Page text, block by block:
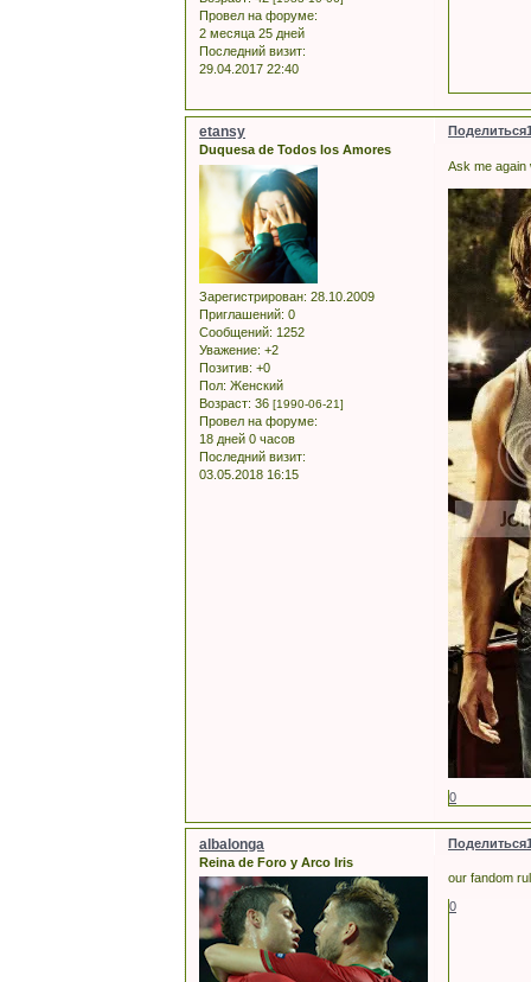
Провел на форуме:
2 месяца 25 дней
Последний визит:
29.04.2017 22:40
Поделиться
etansy
Duquesa de Todos los Amores
Зарегистрирован: 28.10.2009
Приглашений: 0
Сообщений: 1252
Уважение: +2
Позитив: +0
Пол: Женский
Возраст: 36 [1990-06-21]
Провел на форуме:
18 дней 0 часов
Последний визит:
03.05.2018 16:15
Ask me again
0
Поделиться
albalonga
Reina de Foro y Arco Iris
our fandom
0